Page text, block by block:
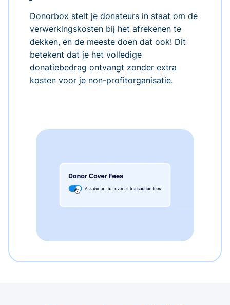
Donorbox stelt je donateurs in staat om de
verwerkingskosten bij het afrekenen te
dekken, en de meeste doen dat ook! Dit
betekent dat je het volledige
donatiebedrag ontvangt zonder extra
kosten voor je non-profitorganisatie.